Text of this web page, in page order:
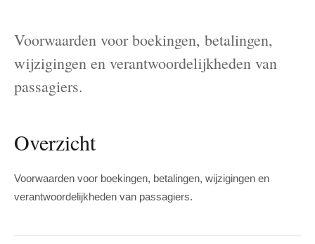
Voorwaarden voor boekingen, betalingen,
wijzigingen en verantwoordelijkheden van
passagiers.
Overzicht
Voorwaarden voor boekingen, betalingen, wijzigingen en
verantwoordelijkheden van passagiers.